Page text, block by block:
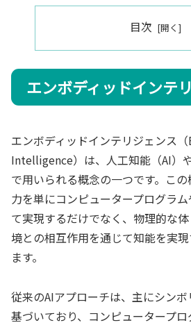
目次
エンボディッドインテ
エンボディッドインテリジェンス
Intelligence）は、人工知能（AI）
で用いられる概念の一つです。こ
力を単にコンピュータープログラ
て実現するだけでなく、物理的な
境との相互作用を通じて知能を実
ます。
従来のAIアプローチは、主にシン
基づいており、コンピュータープ